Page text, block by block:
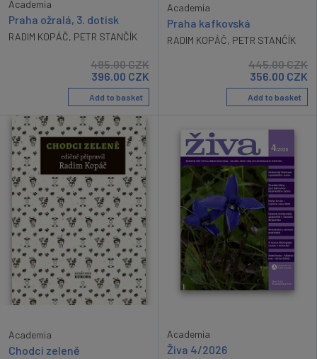
Academia
Praha ožralá, 3. dotisk
RADIM KOPÁČ, PETR STANČÍK
495.00CZK
396.00 CZK
Add to basket
Academia
Praha kafkovská
RADIM KOPÁČ, PETR STANČÍK
445.00CZK
356.00 CZK
Add to basket
Academia
Chodci zeleně
Academia
Živa 4/2026